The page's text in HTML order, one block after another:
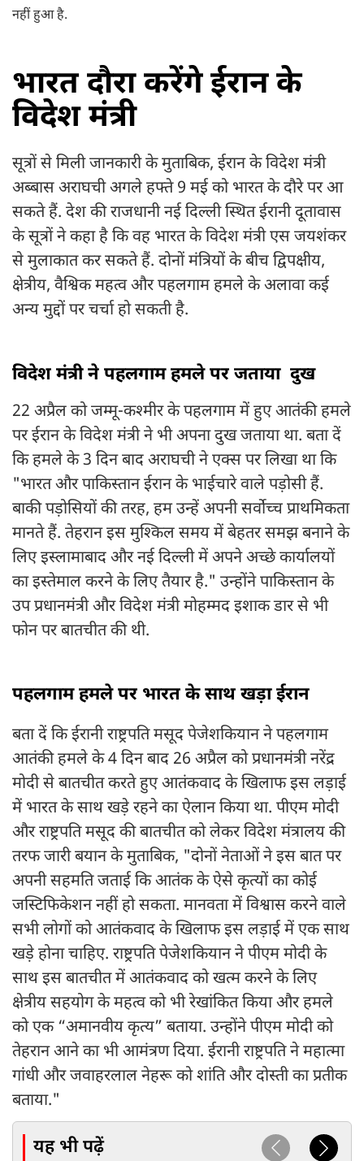
नहीं हुआ है.
भारत दौरा करेंगे ईरान के
विदेश मंत्री
सूत्रों से मिली जानकारी के मुताबिक, ईरान के विदेश मंत्री
अब्बास अराघची अगले हफ्ते 9 मई को भारत के दौरे पर आ
सकते हैं. देश की राजधानी नई दिल्ली स्थित ईरानी दूतावास
के सूत्रों ने कहा है कि वह भारत के विदेश मंत्री एस जयशंकर
से मुलाकात कर सकते हैं. दोनों मंत्रियों के बीच द्विपक्षीय,
क्षेत्रीय, वैश्विक महत्व और पहलगाम हमले के अलावा कई
अन्य मुद्दों पर चर्चा हो सकती है.
विदेश मंत्री ने पहलगाम हमले पर जताया दुख
22 अप्रैल को जम्मू-कश्मीर के पहलगाम में हुए आतंकी हमले
पर ईरान के विदेश मंत्री ने भी अपना दुख जताया था. बता दें
कि हमले के 3 दिन बाद अराघची ने एक्स पर लिखा था कि
"भारत और पाकिस्तान ईरान के भाईचारे वाले पड़ोसी हैं.
बाकी पड़ोसियों की तरह, हम उन्हें अपनी सर्वोच्च प्राथमिकता
मानते हैं. तेहरान इस मुश्किल समय में बेहतर समझ बनाने के
लिए इस्लामाबाद और नई दिल्ली में अपने अच्छे कार्यालयों
का इस्तेमाल करने के लिए तैयार है." उन्होंने पाकिस्तान के
उप प्रधानमंत्री और विदेश मंत्री मोहम्मद इशाक डार से भी
फोन पर बातचीत की थी.
पहलगाम हमले पर भारत के साथ खड़ा ईरान
बता दें कि ईरानी राष्ट्रपति मसूद पेजेशकियान ने पहलगाम
आतंकी हमले के 4 दिन बाद 26 अप्रैल को प्रधानमंत्री नरेंद्र
मोदी से बातचीत करते हुए आतंकवाद के खिलाफ इस लड़ाई
में भारत के साथ खड़े रहने का ऐलान किया था. पीएम मोदी
और राष्ट्रपति मसूद की बातचीत को लेकर विदेश मंत्रालय की
तरफ जारी बयान के मुताबिक, "दोनों नेताओं ने इस बात पर
अपनी सहमति जताई कि आतंक के ऐसे कृत्यों का कोई
जस्टिफिकेशन नहीं हो सकता. मानवता में विश्वास करने वाले
सभी लोगों को आतंकवाद के खिलाफ इस लड़ाई में एक साथ
खड़े होना चाहिए. राष्ट्रपति पेजेशकियान ने पीएम मोदी के
साथ इस बातचीत में आतंकवाद को खत्म करने के लिए
क्षेत्रीय सहयोग के महत्व को भी रेखांकित किया और हमले
को एक “अमानवीय कृत्य” बताया. उन्होंने पीएम मोदी को
तेहरान आने का भी आमंत्रण दिया. ईरानी राष्ट्रपति ने महात्मा
गांधी और जवाहरलाल नेहरू को शांति और दोस्ती का प्रतीक
बताया."
यह भी पढ़ें